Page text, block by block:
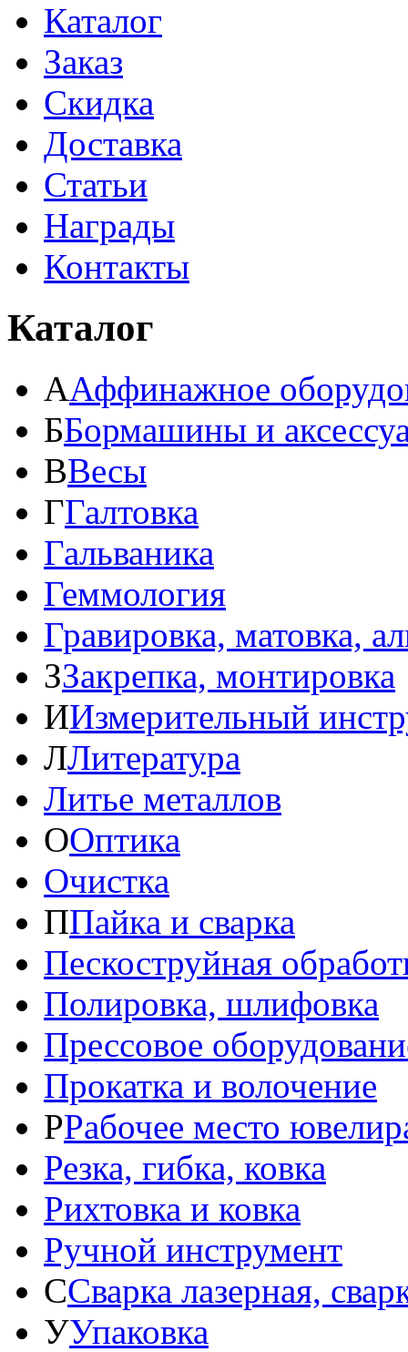
Каталог
Заказ
Скидка
Доставка
Статьи
Награды
Контакты
Каталог
ААффинажное
ББормашины и
ВВесы
ГГалтовка
Гальваника
Геммология
Гравировка, матовка,
ЗЗакрепка, монтировка
ИИзмерительный
ЛЛитература
Литье металлов
ООптика
Очистка
ППайка и сварка
Пескоструйная
Полировка, шлифовка
Прессовое
Прокатка и волочение
РРабочее место
Резка, гибка, ковка
Рихтовка и ковка
Ручной инструмент
ССварка лазерная,
УУпаковка